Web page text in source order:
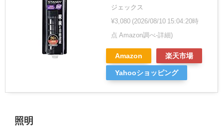
ジェックス
¥3,080 (2026/08/10 15:04:20時
点 Amazon調べ-詳細)
Amazon 楽天市場
Yahooショッピング
照明